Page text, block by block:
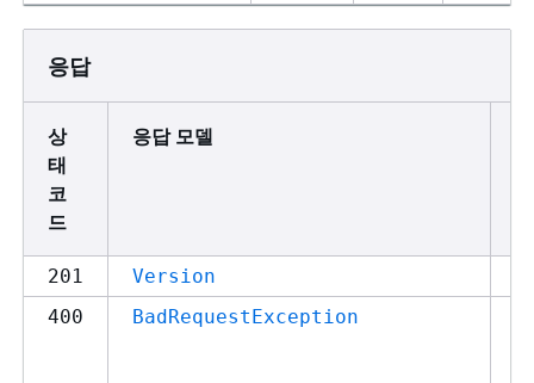
응답
상
태
코
드
응답 모델
201 Version
400 BadRequestException